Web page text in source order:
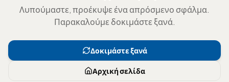
Λυπούμαστε, προέκυψε ένα απρόσμενο σφάλμα.
Παρακαλούμε δοκιμάστε ξανά.
Δοκιμάστε ξανά
Αρχική σελίδα